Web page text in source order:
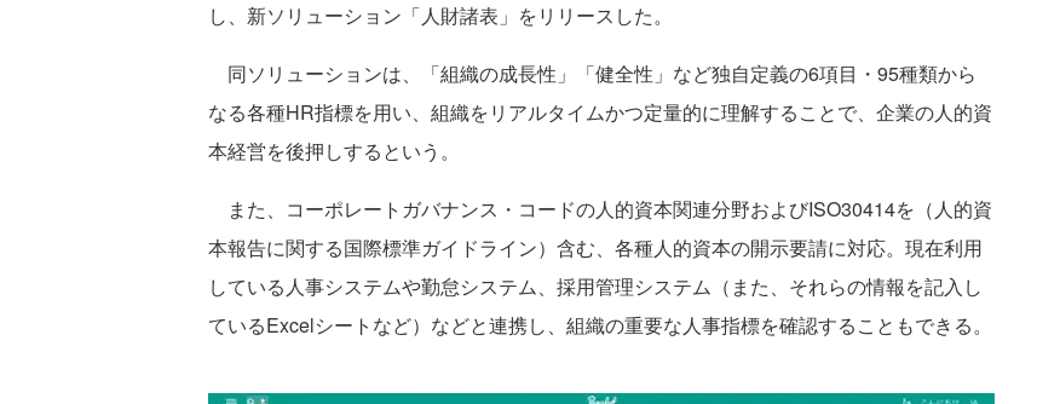
し、新ソリューション「人財諸表」をリリースした。
同ソリューションは、「組織の成長性」「健全性」など独自定義の6項目・95種類から
なる各種HR指標を用い、組織をリアルタイムかつ定量的に理解することで、企業の人的資
本経営を後押しするという。
また、コーポレートガバナンス・コードの人的資本関連分野およびISO30414を（人的資
本報告に関する国際標準ガイドライン）含む、各種人的資本の開示要請に対応。現在利用
している人事システムや勤怠システム、採用管理システム（また、それらの情報を記入し
ているExcelシートなど）などと連携し、組織の重要な人事指標を確認することもできる。